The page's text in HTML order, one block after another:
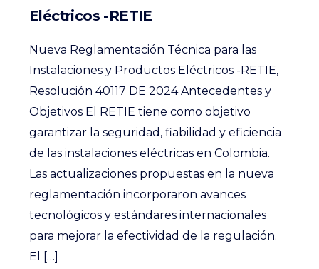
Eléctricos -RETIE
Nueva Reglamentación Técnica para las
Instalaciones y Productos Eléctricos -RETIE,
Resolución 40117 DE 2024 Antecedentes y
Objetivos El RETIE tiene como objetivo
garantizar la seguridad, fiabilidad y eficiencia
de las instalaciones eléctricas en Colombia.
Las actualizaciones propuestas en la nueva
reglamentación incorporaron avances
tecnológicos y estándares internacionales
para mejorar la efectividad de la regulación.
El […]